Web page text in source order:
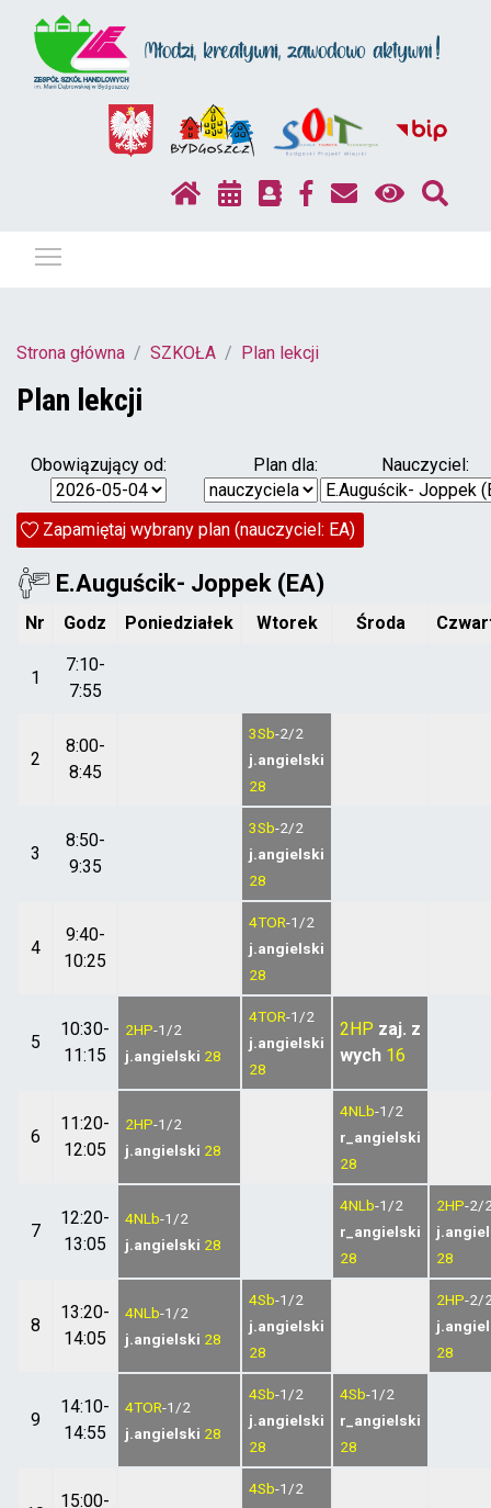
Strona główna SZKOŁA Plan lekcji
Plan lekcji
Obowiązujący od: Plan dla: Nauczyciel:
Zapamiętaj wybrany plan (nauczyciel: EA)
E.Auguścik- Joppek (EA)
Nr Godz Poniedziałek Wtorek Środa
1
7:10-
7:55
2
8:00-
8:45
3Sb-2/2
j.angielski
28
3
8:50-
9:35
3Sb-2/2
j.angielski
28
4
9:40-
10:25
4TOR-1/2
j.angielski
28
5
10:30-
11:15
2HP-1/2
j.angielski 28
4TOR-1/2
j.angielski
28
2HP zaj. z
wych 16
6
11:20-
12:05
2HP-1/2
j.angielski 28
4NLb-1/2
r_angielski
28
7
12:20-
13:05
4NLb-1/2
j.angielski 28
4NLb-1/2
r_angielski
28
2HP-2/
28
8
13:20-
14:05
4NLb-1/2
j.angielski 28
4Sb-1/2
j.angielski
28
2HP-2/
28
9
14:10-
14:55
4TOR-1/2
j.angielski 28
4Sb-1/2
j.angielski
28
4Sb-1/2
r_angielski
28
15:00-
4Sb-1/2